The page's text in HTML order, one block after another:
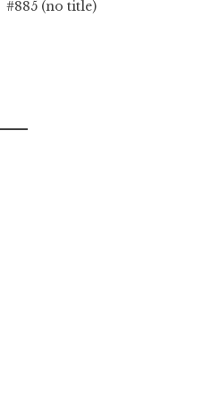
#885 (no title)